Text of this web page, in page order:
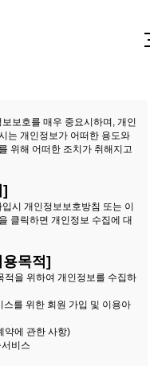
보호를 매우 중요시하며, 개인
는 개인정보가 어떠한 용도와
위해 어떠한 조치가 취해지고
시 개인정보보호방침 또는 이
클릭하면 개인정보 수집에 대
목적]
적을 위하여 개인정보를 수집하
를 위한 회원 가입 및 이용아
약에 관한 사항)
비스